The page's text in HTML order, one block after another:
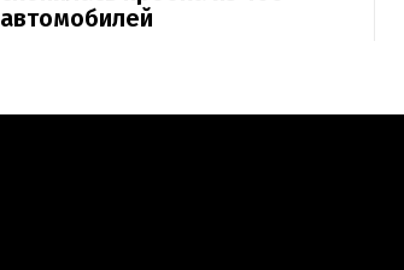
автомобилей